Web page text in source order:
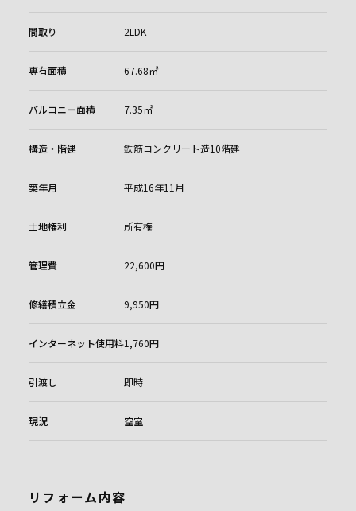
間取り 2LDK
専有面積 67.68㎡
バルコニー面積 7.35㎡
構造・階建 鉄筋コンクリート造10階建
築年月 平成16年11月
土地権利 所有権
管理費 22,600円
修繕積立金 9,950円
インターネット使用料1,760円
引渡し 即時
現況 空室
リフォーム内容